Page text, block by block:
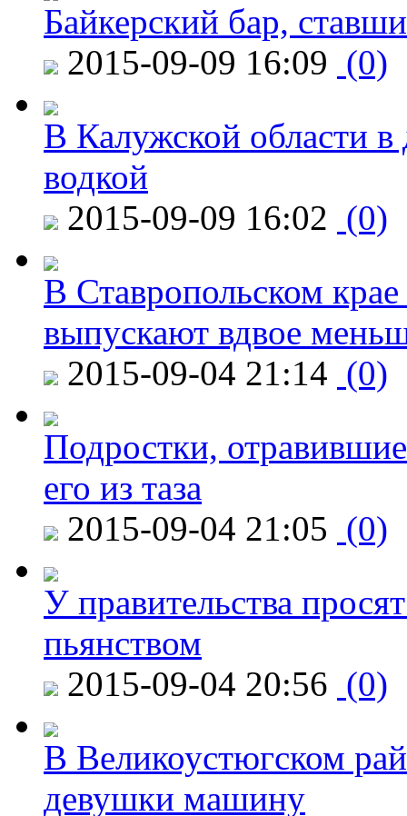
Байкерский бар,
2015-09-09 16:09 (0)
В Калужской области в
водкой
2015-09-09 16:02 (0)
В Ставропольском
выпускают вдвое
2015-09-04 21:14 (0)
Подростки,
его из таза
2015-09-04 21:05 (0)
У правительства
пьянством
2015-09-04 20:56 (0)
В Великоустюгском
девушки машину